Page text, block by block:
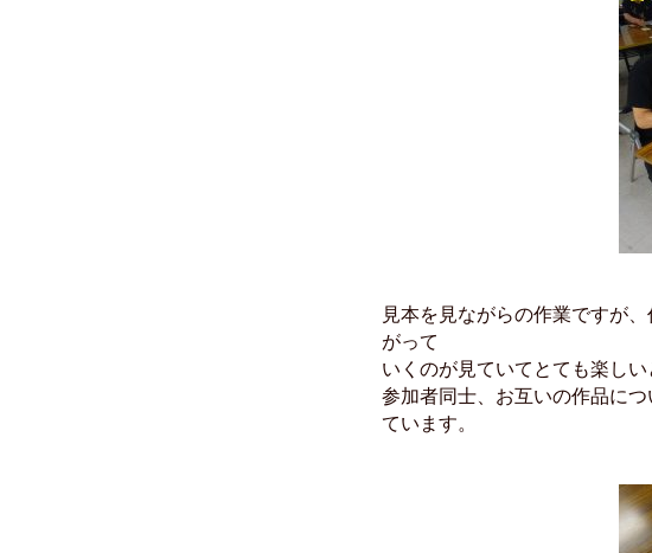
見本を見ながらの作業ですが
がって
いくのが見ていてとても楽し
参加者同士、お互いの作品に
ています。